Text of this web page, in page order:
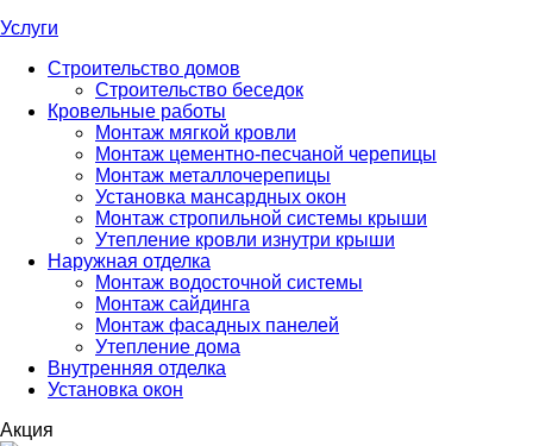
Услуги
Строительство домов
Строительство беседок
Кровельные работы
Монтаж мягкой кровли
Монтаж цементно-песчаной черепицы
Монтаж металлочерепицы
Установка мансардных окон
Монтаж стропильной системы крыши
Утепление кровли изнутри крыши
Наружная отделка
Монтаж водосточной системы
Монтаж сайдинга
Монтаж фасадных панелей
Утепление дома
Внутренняя отделка
Установка окон
Акция